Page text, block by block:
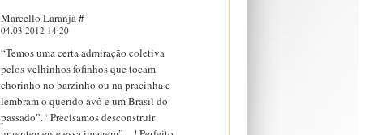
Marcello Laranja#
04.03.2012 14:20
“Temos uma certa admiração coletiva
pelos velhinhos fofinhos que tocam
chorinho no barzinho ou na pracinha e
lembram o querido avô e um Brasil do
passado”. “Precisamos desconstruir